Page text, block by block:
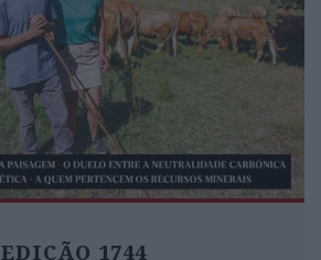
EDIÇÃO 1744